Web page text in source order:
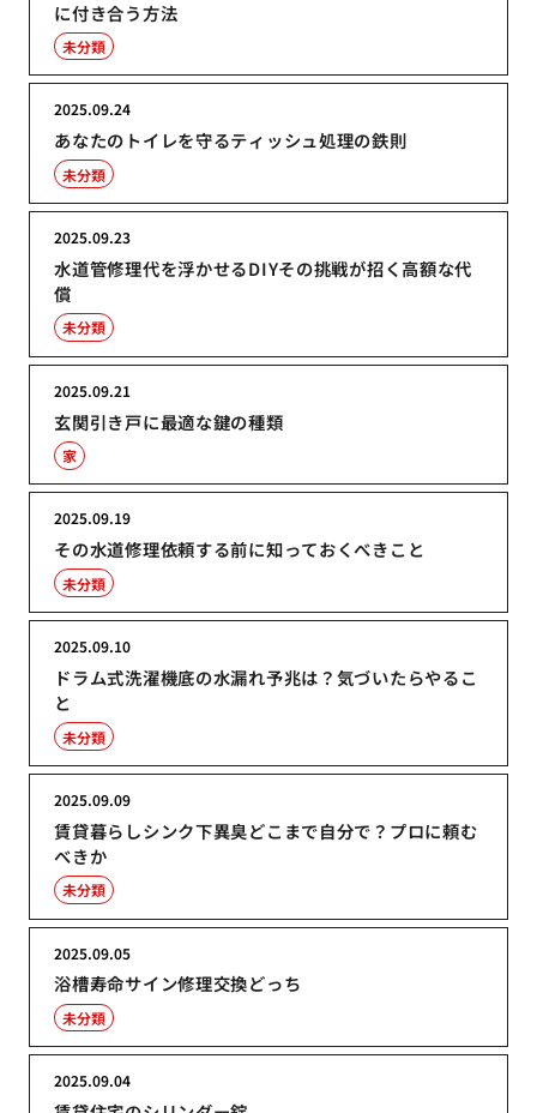
に付き合う方法
未分類
あなたのトイレを守るティッシュ処理の鉄則
2025.09.24
未分類
水道管修理代を浮かせるDIYその挑戦が招く高額な代
償
2025.09.23
未分類
玄関引き戸に最適な鍵の種類
2025.09.21
家
その水道修理依頼する前に知っておくべきこと
2025.09.19
未分類
ドラム式洗濯機底の水漏れ予兆は？気づいたらやるこ
と
2025.09.10
未分類
賃貸暮らしシンク下異臭どこまで自分で？プロに頼む
べきか
2025.09.09
未分類
浴槽寿命サイン修理交換どっち
2025.09.05
未分類
2025.09.04